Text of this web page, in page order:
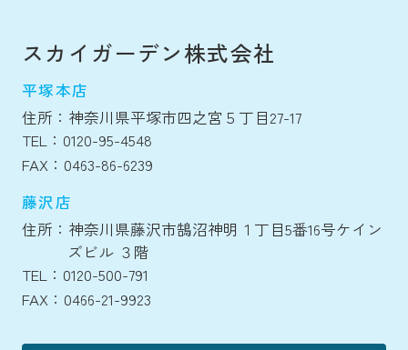
スカイガーデン株式会社
平塚本店
住所：神奈川県平塚市四之宮５丁目27-17
TEL：0120-95-4548
FAX：0463-86-6239
藤沢店
住所：神奈川県藤沢市鵠沼神明１丁目5番16号ケイン
ズビル ３階
TEL：0120-500-791
FAX：0466-21-9923